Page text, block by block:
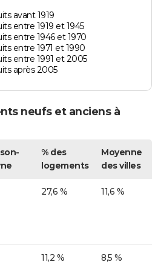
avant 1919
entre 1919 et 1945
entre 1946 et 1970
entre 1971 et 1990
entre 1991 et 2005
après 2005
neufs et anciens à
% des
logements
Moyenne
des villes
27,6 % 11,6 %
11,2 % 8,5 %